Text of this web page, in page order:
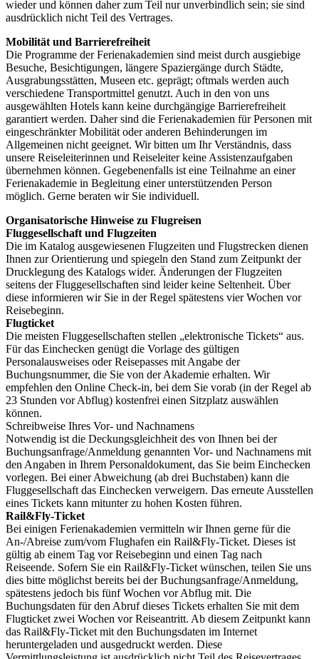
wieder und können daher zum Teil nur unverbindlich sein; sie sind
ausdrücklich nicht Teil des Vertrages.
Mobilität und Barrierefreiheit
Die Programme der Ferienakademien sind meist durch ausgiebige
Besuche, Besichtigungen, längere Spaziergänge durch Städte,
Ausgrabungsstätten, Museen etc. geprägt; oftmals werden auch
verschiedene Transportmittel genutzt. Auch in den von uns
ausgewählten Hotels kann keine durchgängige Barrierefreiheit
garantiert werden. Daher sind die Ferienakademien für Personen mit
eingeschränkter Mobilität oder anderen Behinderungen im
Allgemeinen nicht geeignet. Wir bitten um Ihr Verständnis, dass
unsere Reiseleiterinnen und Reiseleiter keine Assistenzaufgaben
übernehmen können. Gegebenenfalls ist eine Teilnahme an einer
Ferienakademie in Begleitung einer unterstützenden Person
möglich. Gerne beraten wir Sie individuell.
Organisatorische Hinweise zu Flugreisen
Fluggesellschaft und Flugzeiten
Die im Katalog ausgewiesenen Flugzeiten und Flugstrecken dienen
Ihnen zur Orientierung und spiegeln den Stand zum Zeitpunkt der
Drucklegung des Katalogs wider. Änderungen der Flugzeiten
seitens der Fluggesellschaften sind leider keine Seltenheit. Über
diese informieren wir Sie in der Regel spätestens vier Wochen vor
Reisebeginn.
Flugticket
Die meisten Fluggesellschaften stellen „elektronische Tickets“ aus.
Für das Einchecken genügt die Vorlage des gültigen
Personalausweises oder Reisepasses mit Angabe der
Buchungsnummer, die Sie von der Akademie erhalten. Wir
empfehlen den Online Check-in, bei dem Sie vorab (in der Regel ab
23 Stunden vor Abflug) kostenfrei einen Sitzplatz auswählen
können.
Schreibweise Ihres Vor- und Nachnamens
Notwendig ist die Deckungsgleichheit des von Ihnen bei der
Buchungsanfrage/Anmeldung genannten Vor- und Nachnamens mit
den Angaben in Ihrem Personaldokument, das Sie beim Einchecken
vorlegen. Bei einer Abweichung (ab drei Buchstaben) kann die
Fluggesellschaft das Einchecken verweigern. Das erneute Ausstellen
eines Tickets kann mitunter zu hohen Kosten führen.
Rail&Fly-Ticket
Bei einigen Ferienakademien vermitteln wir Ihnen gerne für die
An-/Abreise zum/vom Flughafen ein Rail&Fly-Ticket. Dieses ist
gültig ab einem Tag vor Reisebeginn und einen Tag nach
Reiseende. Sofern Sie ein Rail&Fly-Ticket wünschen, teilen Sie uns
dies bitte möglichst bereits bei der Buchungsanfrage/Anmeldung,
spätestens jedoch bis fünf Wochen vor Abflug mit. Die
Buchungsdaten für den Abruf dieses Tickets erhalten Sie mit dem
Flugticket zwei Wochen vor Reiseantritt. Ab diesem Zeitpunkt kann
das Rail&Fly-Ticket mit den Buchungsdaten im Internet
heruntergeladen und ausgedruckt werden. Diese